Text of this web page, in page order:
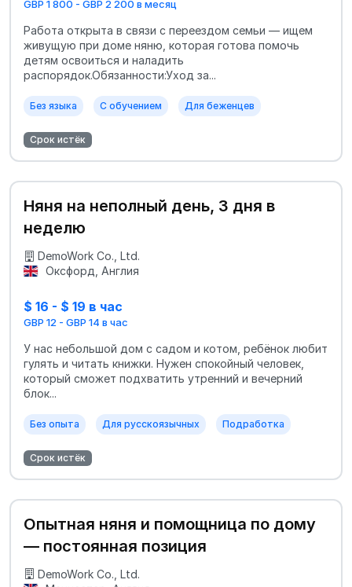
GBP 1 800 - GBP 2 200 в месяц
Работа открыта в связи с переездом семьи — ищем
живущую при доме няню, которая готова помочь
детям освоиться и наладить
распорядок.Обязанности:Уход за...
Без языка С обучением Для беженцев
Срок истёк
Няня на неполный день, 3 дня в
неделю
DemoWork Co., Ltd.
Оксфорд, Англия
$ 16 - $ 19 в час
GBP 12 - GBP 14 в час
У нас небольшой дом с садом и котом, ребёнок любит
гулять и читать книжки. Нужен спокойный человек,
который сможет подхватить утренний и вечерний
блок...
Без опыта Для русскоязычных Подработка
Срок истёк
Опытная няня и помощница по дому
— постоянная позиция
DemoWork Co., Ltd.